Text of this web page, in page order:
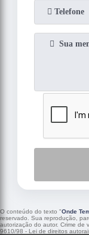
O conteúdo do texto "Onde
reservado. Sua reprodução,
autorização do autor. Crime de
9610/98 - Lei de direitos